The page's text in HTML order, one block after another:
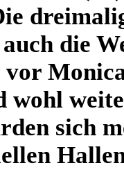
die
wohl
sich